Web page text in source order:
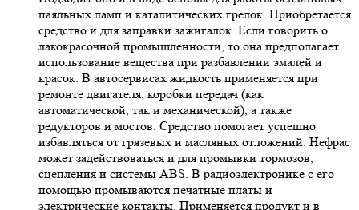
паяльных ламп и каталитических грелок. Приобретается
средство и для заправки зажигалок. Если говорить о
лакокрасочной промышленности, то она предполагает
использование вещества при разбавлении эмалей и
красок. В автосервисах жидкость применяется при
ремонте двигателя, коробки передач (как
автоматической, так и механической), а также
редукторов и мостов. Средство помогает успешно
избавляться от грязевых и масляных отложений. Нефрас
может задействоваться и для промывки тормозов,
сцепления и системы ABS. В радиоэлектронике с его
помощью промываются печатные платы и
электрические контакты. Применяется продукт и в